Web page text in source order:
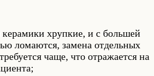
керамики хрупкие, и с большей
ломаются, замена отдельных
чаще, что отражается на